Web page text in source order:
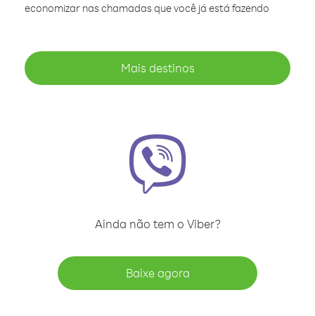
economizar nas chamadas que você já está fazendo
Mais destinos
Ainda não tem o Viber?
Baixe agora